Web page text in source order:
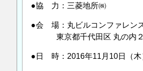
●協 力：三菱地所㈱
●会 場：丸ビルコンファレ
東京都千代田区 丸の内２
●日 時：2016年11月10日（木